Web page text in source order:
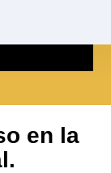
en la